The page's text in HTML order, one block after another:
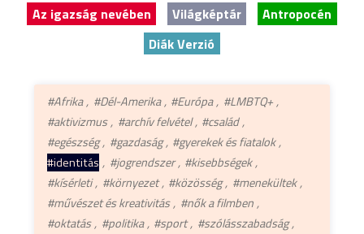
Az igazság nevében
Világképtár
Antropocén
Diák Verzió
#Afrika #Dél-Amerika #Európa
#LMBTQ+
#aktivizmus
#archív felvétel
#család
#egészség
#gazdaság
#gyerekek és fiatalok
#identitás
#jogrendszer
#kisebbségek
#kísérleti
#környezet #közösség
#menekültek
#művészet és kreativitás
#nők a filmben
#oktatás
#politika #sport
#szólásszabadság